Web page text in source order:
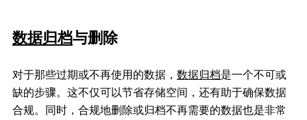
数据归档与删除
对于那些过期或不再使用的数据， 数据归档是一个不可或
缺的步骤。这不仅可以节省存储空间，还有助于确保数据
合规。同时，合规地删除或归档不再需要的数据也是非常